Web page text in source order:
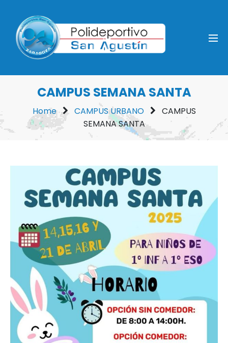
CAMPUS SEMANA SANTA
Home CAMPUS URBANO
CAMPUS
SEMANA SANTA